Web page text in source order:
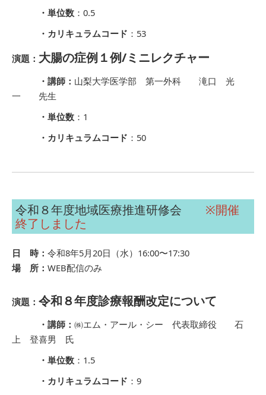
・単位数 ：0.5
・カリキュラムコード ：53
演題： 大腸の症例１例/ミニレクチャー
・講師： 山梨大学医学部 第一外科 滝口 光
一 先生
・単位数 ：1
・カリキュラムコード ：50
令和８年度地域医療推進研修会 ※開催
終了しました
日 時： 令和8年5月20日（水）16:00〜17:30
場 所： WEB配信のみ
演題： 令和８年度診療報酬改定について
・講師： ㈱エム・アール・シー 代表取締役 石
上 登喜男 氏
・単位数 ：1.5
・カリキュラムコード ：9